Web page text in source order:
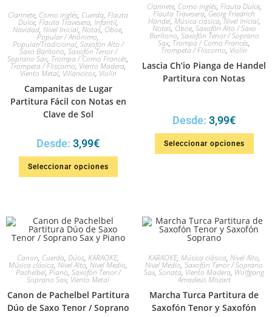
Clarinete, Corno inglés, Cuerda, Flauta
Dulce, Flauta Travesera, Infantil,
Navidad, Nivel Inicial, Notas, Oboe,
Popular / Anónimo,
Popular/Tradicional, Saxofón Alto /
Saxo Barítono, Saxofón Tenor /
Soprano Sax, Trompa / Corno Francés,
Trompeta / Fliscorno, Viento Madera,
Viento Metal, Villancicos, Violín
Campanitas de Lugar
Partitura Fácil con Notas en
Clave de Sol
Desde: 3,99€
Seleccionar opciones
Clarinete, Corno inglés, Flauta Dulce,
Flauta Travesera,Georg Friedrich
Händel, Música clásica,Nivel Inicial,
Notas, Oboe, Saxofón Alto / Saxo
Barítono, Saxofón Tenor / Soprano
Sax, Trompa / Corno Francés,
Trompeta / Fliscorno, Violín
Lascia Ch’io Pianga de Handel
Partitura con Notas
Desde: 3,99€
Seleccionar opciones
Canon, Cuerda, Dúos, KARAOKE,
Música clásica, Nivel Alto, Nivel Medio,
Pachelbel, Piano, Saxofón Tenor /
Soprano Sax, Viento Metal
Canon de Pachelbel Partitura
Dúo de Saxo Tenor / Soprano
KARAOKE, Música clásica, Nivel Alto,
Nivel Medio, Saxofón Tenor / Soprano
Sax, Sonata, Viento Madera, Wolfgang
Amadeus Mozart
Marcha Turca Partitura de
Saxofón Tenor y Saxofón